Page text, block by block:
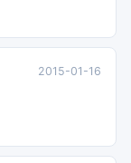
2015-01-16